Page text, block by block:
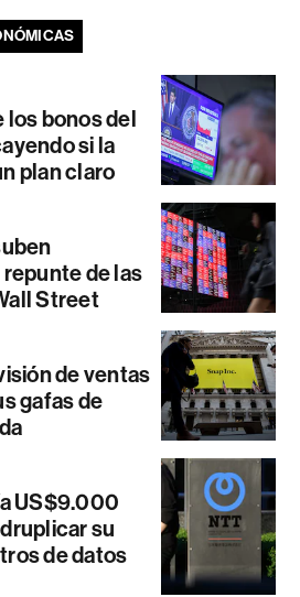
los bonos del
si la
plan claro
de las
Street
de ventas
gafas de
US$9.000
su
de datos